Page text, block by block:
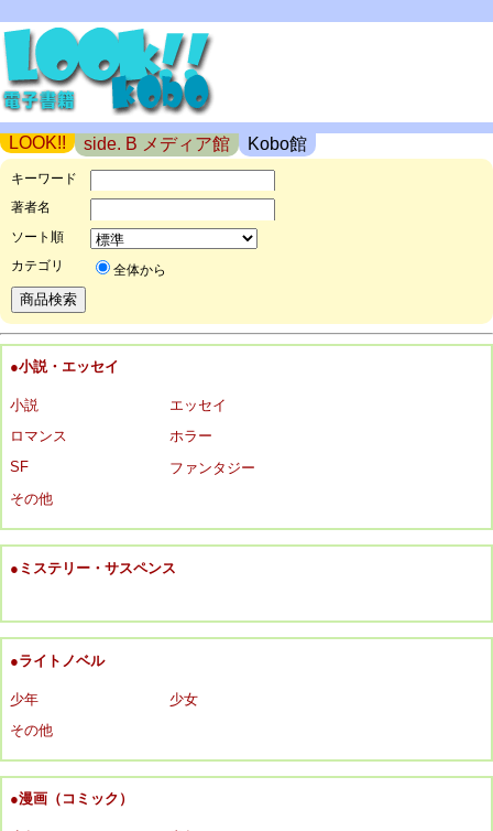
LOOK!! side. B メディア館 Kobo館
キーワード
著者名
ソート順
カテゴリ
全体から
●小説・エッセイ
小説
エッセイ
ロマンス
ホラー
SF
ファンタジー
その他
●ミステリー・サスペンス
●ライトノベル
少年
少女
その他
●漫画（コミック）